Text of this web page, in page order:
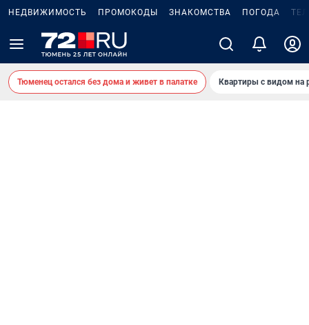
НЕДВИЖИМОСТЬ ПРОМОКОДЫ ЗНАКОМСТВА ПОГОДА
Тюменец остался без дома и живет в палатке Квартиры с видом на